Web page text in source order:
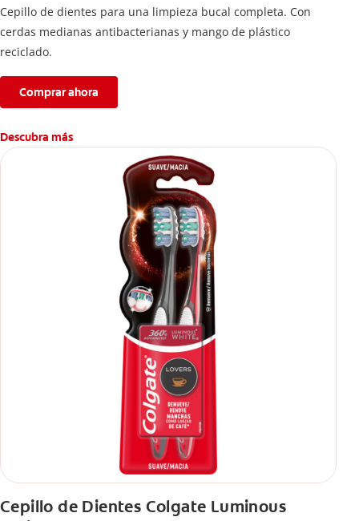
Cepillo de dientes para una limpieza bucal completa. Con
cerdas medianas antibacterianas y mango de plástico
reciclado.
Comprar ahora
Descubra más
Cepillo de Dientes Colgate Luminous